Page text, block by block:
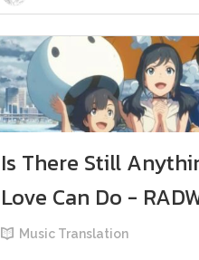
ฟังแล้วก็อดไม่ได้ที่น้ำตาจะไหลอ
เล่าถึงความเป็นมาของแรดวิมส์ใ
Is There Still
Love Can Do -
Music Translation